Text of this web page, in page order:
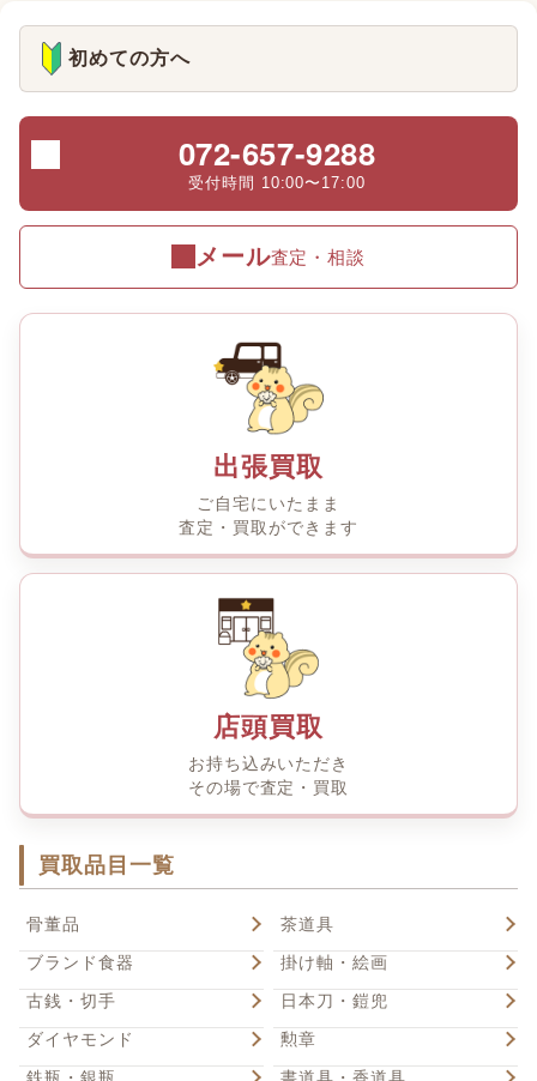
初めての方へ
072-657-9288
受付時間 10:00〜17:00
メール査定・相談
出張買取
ご自宅にいたまま
査定・買取ができます
店頭買取
お持ち込みいただき
その場で査定・買取
買取品目一覧
骨董品
茶道具
ブランド食器
掛け軸・絵画
古銭・切手
日本刀・鎧兜
ダイヤモンド
勲章
鉄瓶・銀瓶
書道具・香道具